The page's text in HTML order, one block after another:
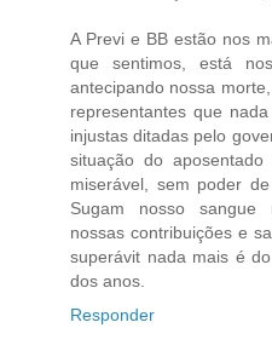
A Previ e BB estão nos
que sentimos, está
antecipando nossa
representantes que
injustas ditadas pelo
situação do
miserável, sem poder
Sugam nosso sangue
nossas contribuições e
superávit nada mais é
dos anos.
Responder